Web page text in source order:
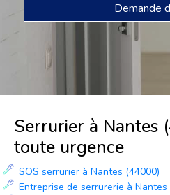
Demande
Serrurier à Nantes
toute urgence
SOS serrurier à Nantes (44000)
Entreprise de serrurerie à Nantes